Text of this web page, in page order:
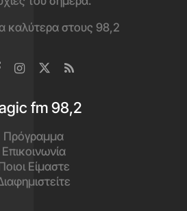
καλύτερα στους 98,2
fm 98,2
Πρόγραμμα
Επικοινωνία
Είμαστε